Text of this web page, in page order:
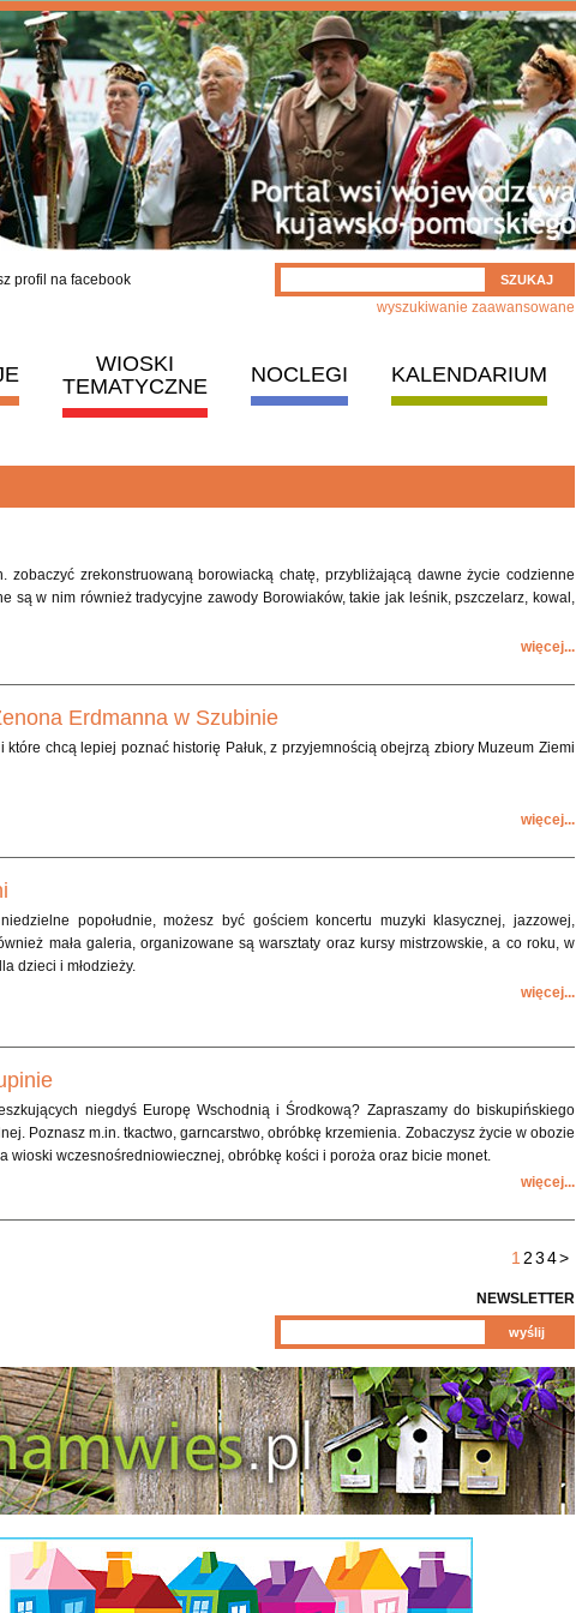
profil na facebook
wyszukiwanie zaawansowane
WIOSKI
TEMATYCZNE
NOCLEGI KALENDARIUM
zobaczyć zrekonstruowaną borowiacką chatę, przybliżającą dawne życie codzienne
są w nim również tradycyjne zawody Borowiaków, takie jak leśnik, pszczelarz, kowal,
więcej...
Erdmanna w Szubinie
które chcą lepiej poznać historię Pałuk, z przyjemnością obejrzą zbiory Muzeum Ziemi
więcej...
popołudnie, możesz być gościem koncertu muzyki klasycznej, jazzowej,
mała galeria, organizowane są warsztaty oraz kursy mistrzowskie, a co roku, w
dzieci i młodzieży.
więcej...
niegdyś Europę Wschodnią i Środkową? Zapraszamy do biskupińskiego
Poznasz m.in. tkactwo, garncarstwo, obróbkę krzemienia. Zobaczysz życie w obozie
wioski wczesnośredniowiecznej, obróbkę kości i poroża oraz bicie monet.
więcej...
1 234>
NEWSLETTER